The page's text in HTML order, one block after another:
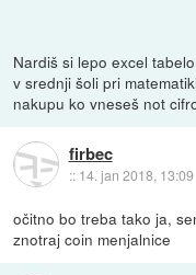
Nardiš si lepo excel
v srednji šoli pri
nakupu ko vneseš not
firbec
:: 14. jan 2018, 13:09
očitno bo treba tako ja,
znotraj coin menjalnice